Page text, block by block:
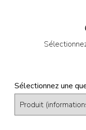
Sélectionnez une